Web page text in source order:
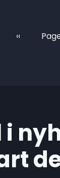
Previous
‹‹
i